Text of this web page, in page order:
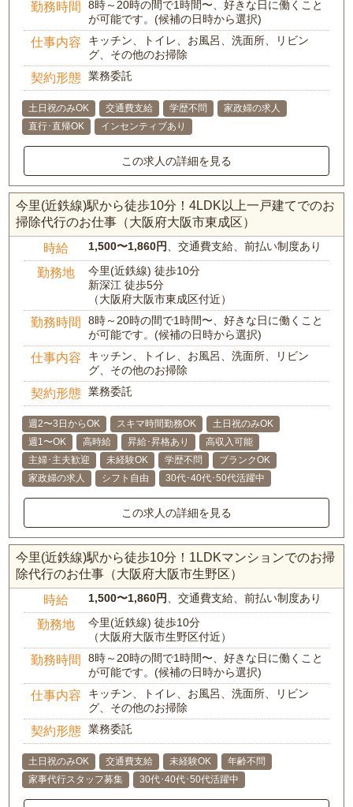
勤務時間
8時～20時の間で1時間〜、好きな日に働くこと
が可能です。(候補の日時から選択)
仕事内容
キッチン、トイレ、お風呂、洗面所、リビン
グ、その他のお掃除
契約形態 業務委託
土日祝のみOK 交通費支給 学歴不問
家政婦の求人
直行･直帰OK
インセンティブあり
この求人の詳細を見る
今里(近鉄線)駅から徒歩10分！4LDK以上一戸建てでのお
掃除代行のお仕事（大阪府大阪市東成区）
時給 1,500〜1,860円、交通費支給、前払い制度あり
勤務地
今里(近鉄線) 徒歩10分
新深江 徒歩5分
（大阪府大阪市東成区付近）
勤務時間
8時～20時の間で1時間〜、好きな日に働くこと
が可能です。(候補の日時から選択)
仕事内容
キッチン、トイレ、お風呂、洗面所、リビン
グ、その他のお掃除
契約形態 業務委託
週2〜3日からOK スキマ時間勤務OK
土日祝のみOK
週1〜OK
高時給 昇給･昇格あり
高収入可能
主婦･主夫歓迎
未経験OK 学歴不問
ブランクOK
家政婦の求人
シフト自由 30代･40代･50代活躍中
この求人の詳細を見る
今里(近鉄線)駅から徒歩10分！1LDKマンションでのお掃
除代行のお仕事（大阪府大阪市生野区）
時給 1,500〜1,860円、交通費支給、前払い制度あり
勤務地
今里(近鉄線) 徒歩10分
（大阪府大阪市生野区付近）
勤務時間
8時～20時の間で1時間〜、好きな日に働くこと
が可能です。(候補の日時から選択)
仕事内容
キッチン、トイレ、お風呂、洗面所、リビン
グ、その他のお掃除
契約形態 業務委託
土日祝のみOK 交通費支給 未経験OK
年齢不問
家事代行スタッフ募集
30代･40代･50代活躍中